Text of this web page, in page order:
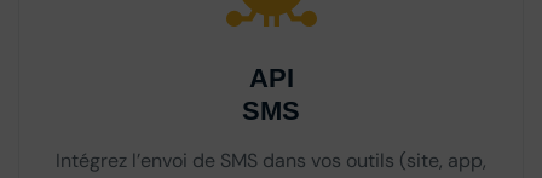
API
SMS
Intégrez l’envoi de SMS dans vos outils (site, app,